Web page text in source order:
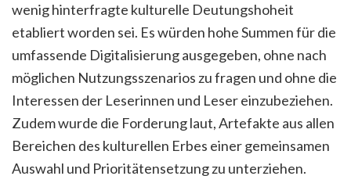
wenig hinterfragte kulturelle Deutungshoheit
etabliert worden sei. Es würden hohe Summen für die
umfassende Digitalisierung ausgegeben, ohne nach
möglichen Nutzungsszenarios zu fragen und ohne die
Interessen der Leserinnen und Leser einzubeziehen.
Zudem wurde die Forderung laut, Artefakte aus allen
Bereichen des kulturellen Erbes einer gemeinsamen
Auswahl und Prioritätensetzung zu unterziehen.